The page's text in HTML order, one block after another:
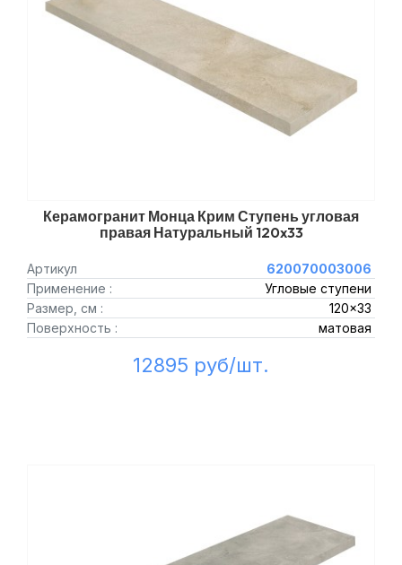
Керамогранит Монца Крим Ступень угловая
правая Натуральный 120x33
Артикул
620070003006
Применение :
Угловые ступени
Размер, см :
120x33
Поверхность :
матовая
12895 руб/шт.